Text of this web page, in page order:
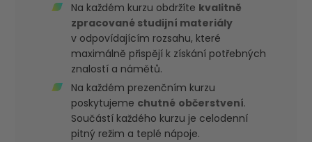
Na každém kurzu obdržíte kvalitně
zpracované studijní materiály
v odpovídajícím rozsahu, které
maximálně přispějí k získání potřebných
znalostí a námětů.
Na každém prezenčním kurzu
poskytujeme chutné občerstvení.
Součástí každého kurzu je celodenní
pitný režim a teplé nápoje.